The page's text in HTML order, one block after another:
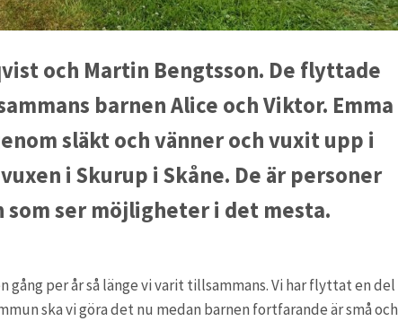
och Martin Bengtsson. De flyttade
barnen Alice och Viktor. Emma
släkt och vänner och vuxit upp i
i Skurup i Skåne. De är personer
som ser möjligheter i det mesta.
per år så länge vi varit tillsammans. Vi har flyttat en del
ska vi göra det nu medan barnen fortfarande är små och